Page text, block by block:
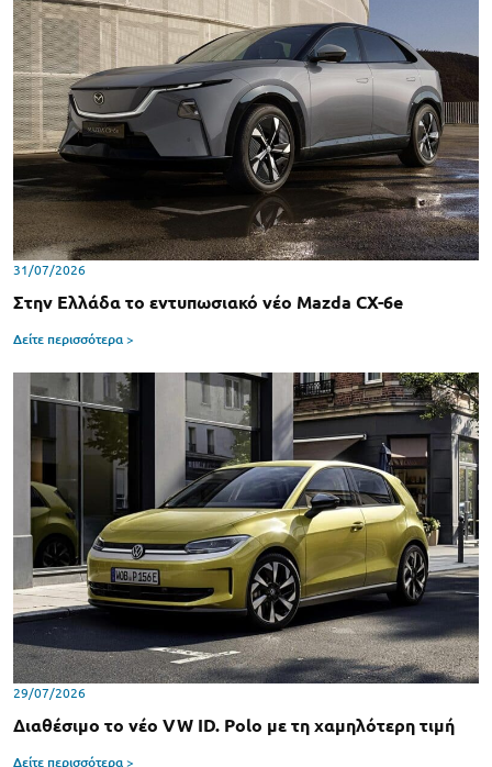
31/07/2026
Στην Ελλάδα το εντυπωσιακό νέο Mazda CX-6e
Δείτε περισσότερα >
29/07/2026
Διαθέσιμο το νέο VW ID. Polo με τη χαμηλότερη τιμή
Δείτε περισσότερα >